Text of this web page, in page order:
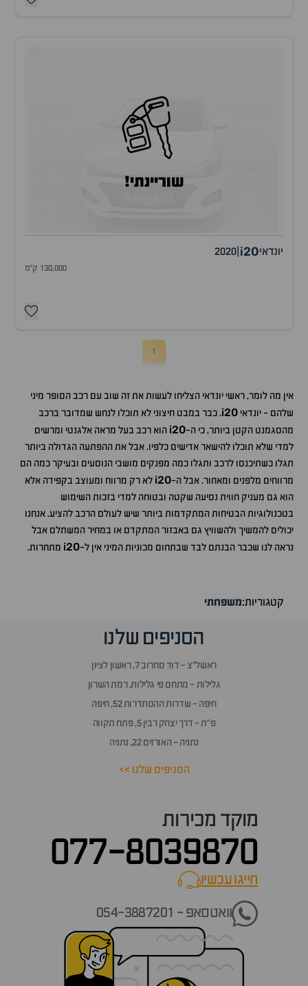
שוריינתי!
יונדאיi20
2020
130,000 ק"מ
1
אין מה לומר, ראשי יונדאי הצליחו לעשות את זה שוב עם רכב הסופר מיני
שלהם - יונדאי i20. כבר במבט חיצוני לא תוכלו לנחש שמדובר ברכב
מהסגמנט הקטן ביותר, כי ה-i20 הוא רכב בעל מראה אלגנטי ומרשים
למדי שלא תוכלו להישאר אדישים כלפיו. אבל את ההפתעה הגדולה ביותר
תגלו כשתיכנסו לרכב ותגלו כמה מפנקים מושבי הנוסעים ובעיקר כמה הם
מרווחים מלפנים ומאחור. אבל ה-i20 לא רק מרווח ומעוצב בקפידה אלא
הוא גם מעניק חווית נסיעה שקטה ובטוחה למדי בזכות השימוש
בטכנולוגיות הבטיחות המתקדמות ביותר שיש לעולם הרכב להציע. אנחנו
יכולים להמשיך ולהשוויץ גם באבזור המתקדם או במחיר המשתלם אבל
נראה לנו שכבר הבנתם לבד שבתחום מכוניות המיני אין ל-i20 מתחרות.
קטגוריות:משפחתי
הסניפים שלנו
ראשל״צ - דוד סחרוב 7, ראשון לציון
גלילות - מתחם פי גלילות, רמת השרון
חיפה - שדרות ההסתדרות 52, חיפה
פ״ת - דרך יצחק רבין 5, פתח תקווה
נתניה - האורזים 22, נתניה
הסניפים שלנו >>
מוקד מכירות
077-8039870
חייגו עכשיוcall now
וואטסאפ - 054-3887201